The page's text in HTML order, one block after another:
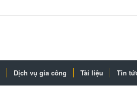
Dịch vụ gia công Tài liệu Tin